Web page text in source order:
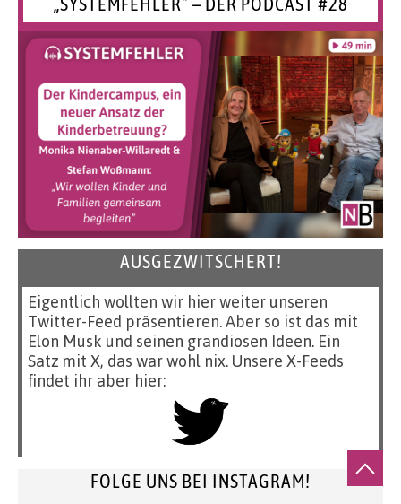
AUSGEZWITSCHERT!
Eigentlich wollten wir hier weiter unseren
Twitter-Feed präsentieren. Aber so ist das mit
Elon Musk und seinen grandiosen Ideen. Ein
Satz mit X, das war wohl nix. Unsere X-Feeds
findet ihr aber hier:
FOLGE UNS BEI INSTAGRAM!